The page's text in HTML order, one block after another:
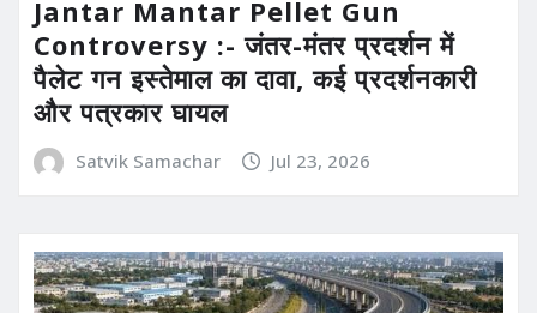
Jantar Mantar Pellet Gun
Controversy :- जंतर-मंतर प्रदर्शन में
पैलेट गन इस्तेमाल का दावा, कई प्रदर्शनकारी
और पत्रकार घायल
Satvik Samachar Jul 23, 2026